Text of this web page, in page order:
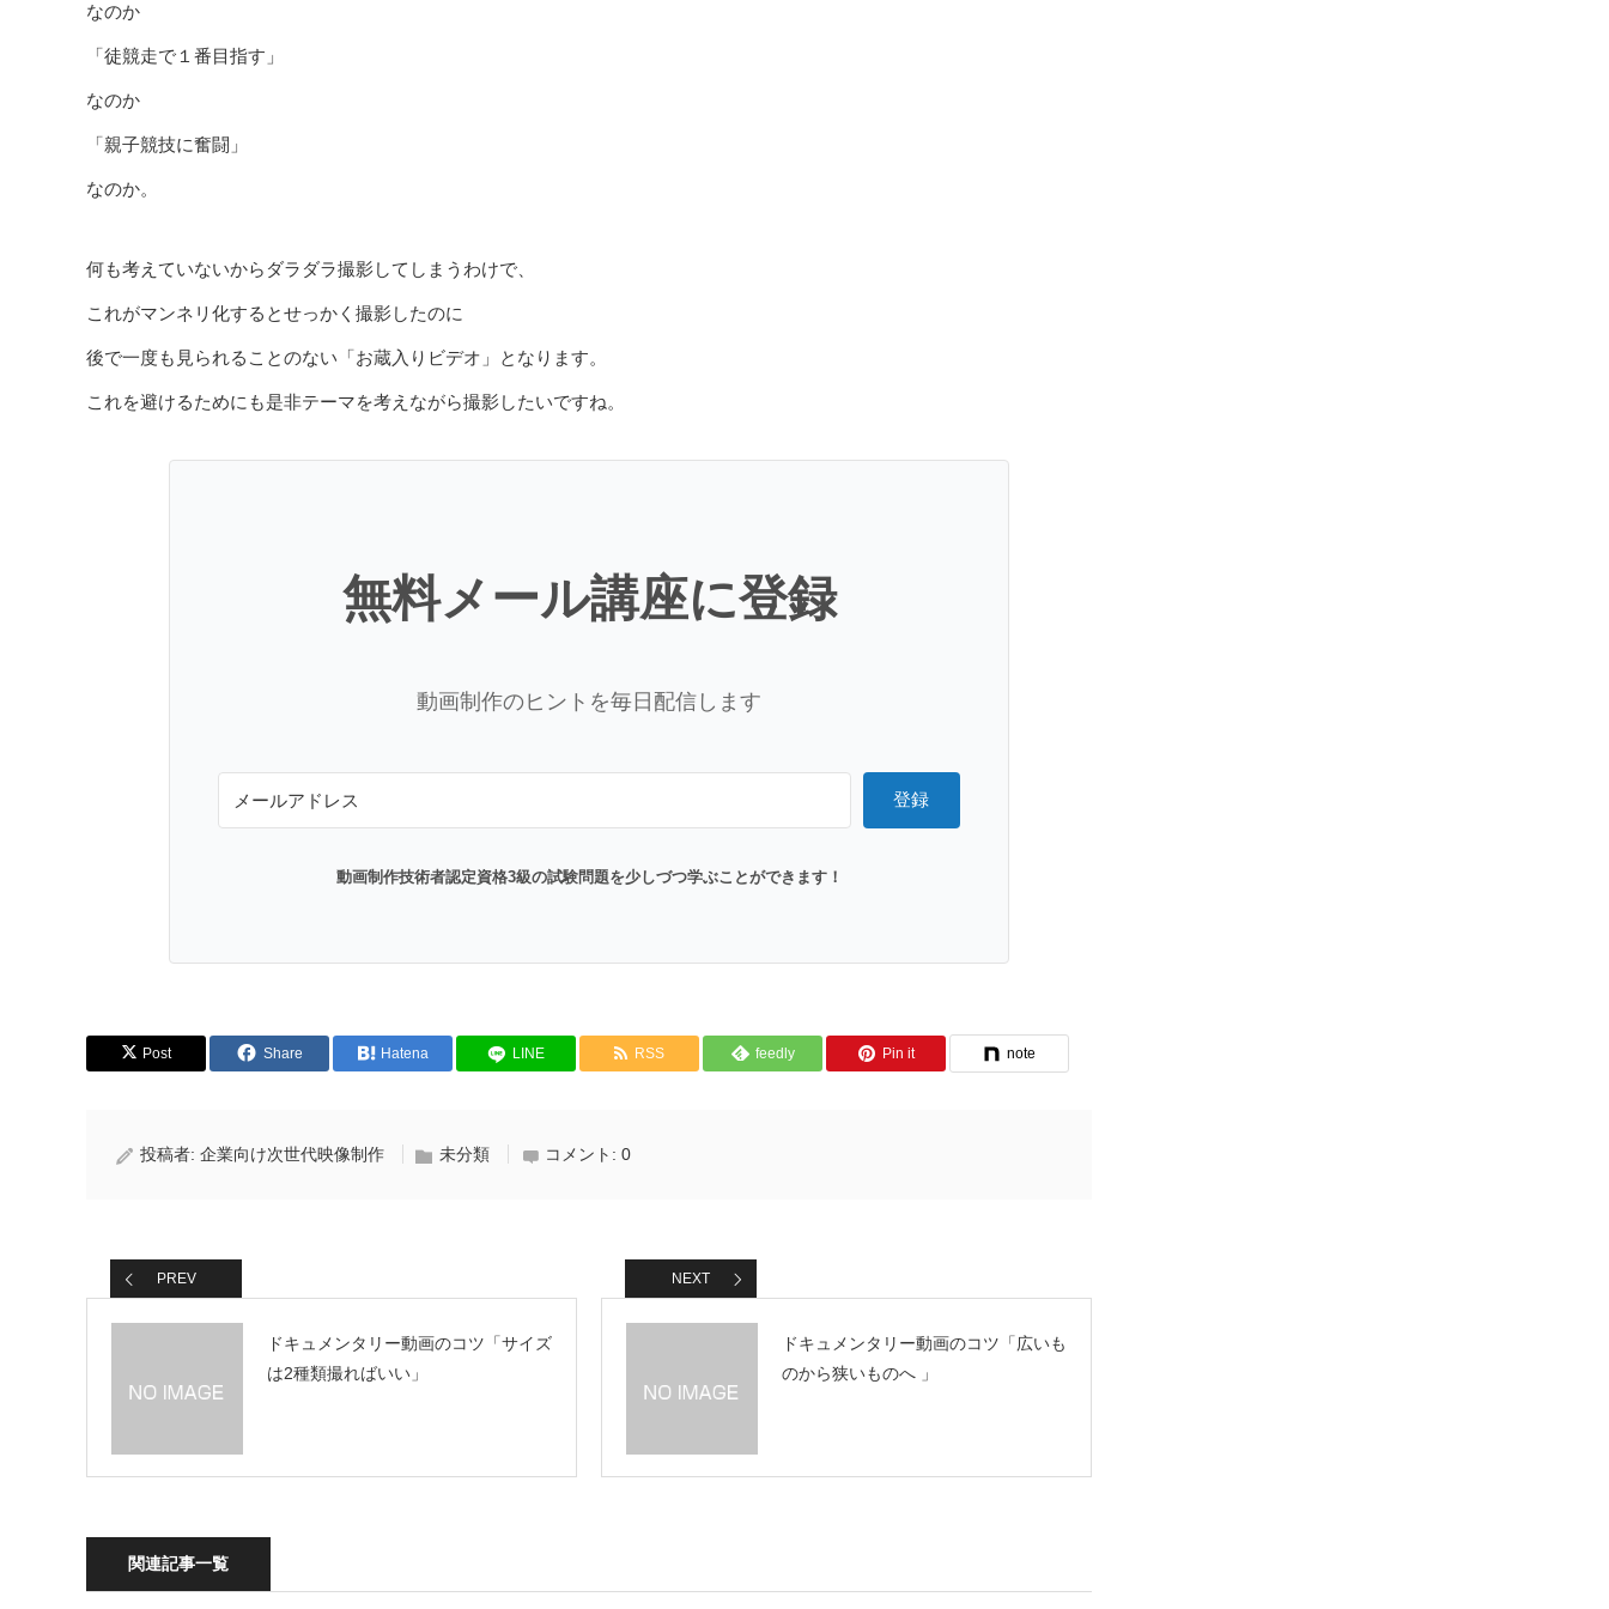
なのか
「徒競走で１番目指す」
なのか
「親子競技に奮闘」
なのか。
何も考えていないからダラダラ撮影してしまうわけで、
これがマンネリ化するとせっかく撮影したのに
後で一度も見られることのない「お蔵入りビデオ」となります。
これを避けるためにも是非テーマを考えながら撮影したいですね。
無料メール講座に登録
動画制作のヒントを毎日配信します
登録
動画制作技術者認定資格3級の試験問題を少しづつ学ぶことができます！
Post Share Hatena LINE RSS feedly Pin it note
投稿者: 企業向け次世代映像制作 未分類 コメント: 0
PREV
ドキュメンタリー動画のコツ「サイズ
は2種類撮ればいい」
NEXT
ドキュメンタリー動画のコツ「広いも
のから狭いものへ 」
関連記事一覧